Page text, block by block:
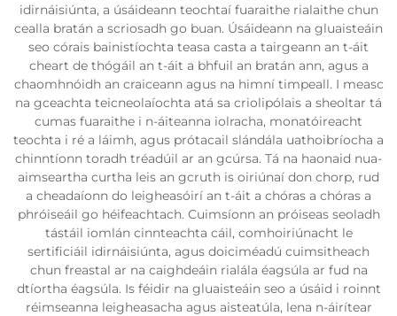
idirnáisiúnta, a úsáideann teochtaí fuaraithe rialaithe chun
cealla bratán a scriosadh go buan. Úsáideann na gluaisteáin
seo córais bainistíochta teasa casta a tairgeann an t-áit
cheart de thógáil an t-áit a bhfuil an bratán ann, agus a
chaomhnóidh an craiceann agus na himní timpeall. I measc
na gceachta teicneolaíochta atá sa criolipólais a sheoltar tá
cumas fuaraithe i n-áiteanna iolracha, monatóireacht
teochta i ré a láimh, agus prótacail slándála uathoibríocha a
chinntíonn toradh tréadúil ar an gcúrsa. Tá na haonaid nua-
aimseartha curtha leis an gcruth is oiriúnaí don chorp, rud
a cheadaíonn do leigheasóirí an t-áit a chóras a chóras a
phróiseáil go héifeachtach. Cuimsíonn an próiseas seoladh
tástáil iomlán cinnteachta cáil, comhoiriúnacht le
sertificiáil idirnáisiúnta, agus doiciméadú cuimsitheach
chun freastal ar na caighdeáin rialála éagsúla ar fud na
dtíortha éagsúla. Is féidir na gluaisteáin seo a úsáid i roinnt
réimseanna leigheasacha agus aisteatúla, lena n-áirítear